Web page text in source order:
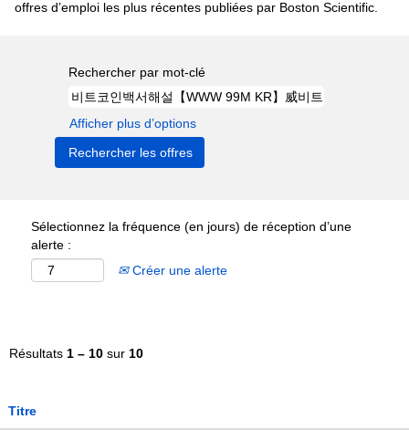
offres d’emploi les plus récentes publiées par Boston Scientific.
Rechercher par mot-clé
Afficher plus d’options
Sélectionnez la fréquence (en jours) de réception d’une
alerte :
Créer une alerte
Résultats 1 – 10 sur 10
Titre